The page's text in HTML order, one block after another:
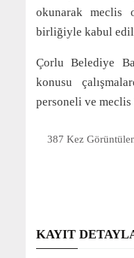
okunarak meclis
birliğiyle kabul
Çorlu Belediye
konusu
personeli ve
387 Kez
KAYIT